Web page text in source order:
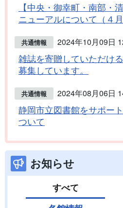
【中央・御幸町・南部・
ニューアルについて（４月
共通情報 2024年10月09日
雑誌を寄贈していただけ
募集しています。
共通情報 2024年08月06日
静岡市立図書館をサポー
ついて
お知らせ
すべて